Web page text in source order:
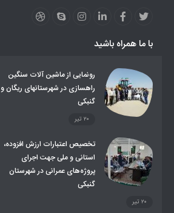
عملکردها
عشایر استان
طرح و برنامه
روند ساماندهی عشایر داوطلب اسکان
تشکیلات اداری
با ما همراه باشید
رونمایی از ماشین آلات سنگین
راهسازی در شهرستانهای ریگان و
گنبکی
۲۰ تیر
تخصیص اعتبارات ارزش افزوده،
استانی و ملی جهت اجرای
پروژه‌های عمرانی در شهرستان
گنبکی
۲۰ تیر